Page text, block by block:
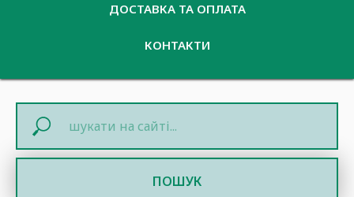
ДОСТАВКА ТА ОПЛАТА
КОНТАКТИ
ПОШУК